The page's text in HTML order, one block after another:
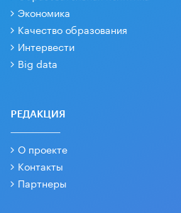
Экономика
Качество образования
Интервести
Big data
РЕДАКЦИЯ
О проекте
Контакты
Партнеры